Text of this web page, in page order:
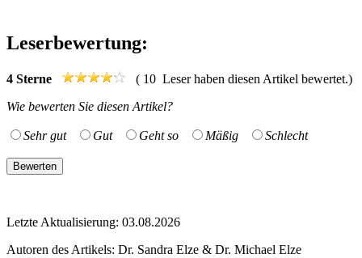
Leserbewertung:
4 Sterne ( 10 Leser haben diesen Artikel bewertet.)
Wie bewerten Sie diesen Artikel?
Sehr gut Gut Geht so Mäßig Schlecht
Letzte Aktualisierung: 03.08.2026
Autoren des Artikels: Dr. Sandra Elze & Dr. Michael Elze